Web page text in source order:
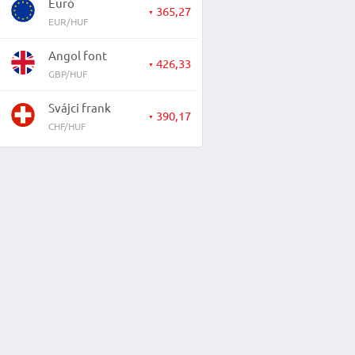
EUR/HUF
▼ 365,27
Angol font
GBP/HUF
▼ 426,33
Svájci frank
CHF/HUF
▼ 390,17